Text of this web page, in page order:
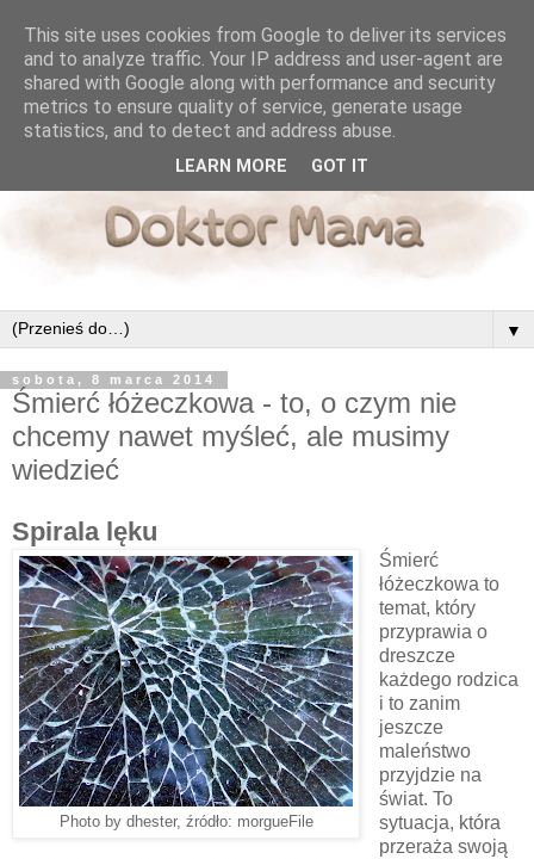
▼
sobota, 8 marca 2014
Śmierć łóżeczkowa - to, o czym nie
chcemy nawet myśleć, ale musimy
wiedzieć
Spirala lęku
Photo by dhester, źródło: morgueFile
Śmierć
łóżeczkowa to
temat, który
przyprawia o
dreszcze
każdego rodzica
i to zanim
jeszcze
maleństwo
przyjdzie na
świat. To
sytuacja, która
przeraża swoją
This site uses cookies from Google to deliver its services
and to analyze traffic. Your IP address and user-agent are
shared with Google along with performance and security
metrics to ensure quality of service, generate usage
statistics, and to detect and address abuse.
LEARN MORE GOT IT